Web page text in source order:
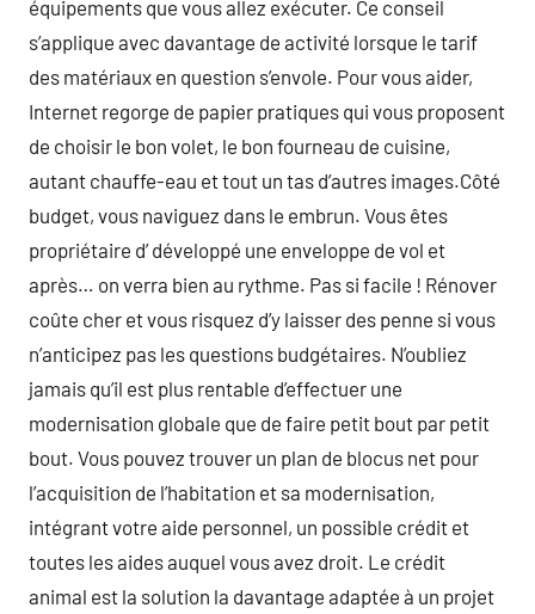
équipements que vous allez exécuter. Ce conseil
s’applique avec davantage de activité lorsque le tarif
des matériaux en question s’envole. Pour vous aider,
Internet regorge de papier pratiques qui vous proposent
de choisir le bon volet, le bon fourneau de cuisine,
autant chauffe-eau et tout un tas d’autres images.Côté
budget, vous naviguez dans le embrun. Vous êtes
propriétaire d’ développé une enveloppe de vol et
après… on verra bien au rythme. Pas si facile ! Rénover
coûte cher et vous risquez d’y laisser des penne si vous
n’anticipez pas les questions budgétaires. N’oubliez
jamais qu’il est plus rentable d’effectuer une
modernisation globale que de faire petit bout par petit
bout. Vous pouvez trouver un plan de blocus net pour
l’acquisition de l’habitation et sa modernisation,
intégrant votre aide personnel, un possible crédit et
toutes les aides auquel vous avez droit. Le crédit
animal est la solution la davantage adaptée à un projet